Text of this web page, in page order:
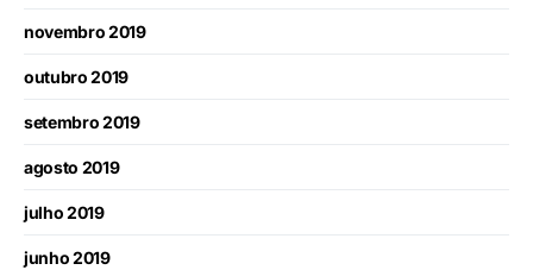
novembro 2019
outubro 2019
setembro 2019
agosto 2019
julho 2019
junho 2019